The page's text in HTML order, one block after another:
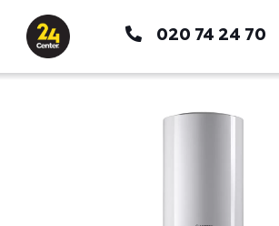
innehåll
020 74 24 70